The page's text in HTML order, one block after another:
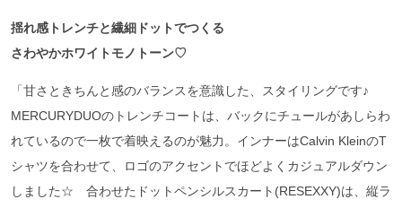
揺れ感トレンチと繊細ドットでつくる
さわやかホワイトモノトーン♡
「甘さときちんと感のバランスを意識した、スタイリングです♪
MERCURYDUOのトレンチコートは、バックにチュールがあしらわ
れているので一枚で着映えるのが魅力。インナーはCalvin KleinのT
シャツを合わせて、ロゴのアクセントでほどよくカジュアルダウン
しました☆ 合わせたドットペンシルスカート(RESEXXY)は、縦ラ